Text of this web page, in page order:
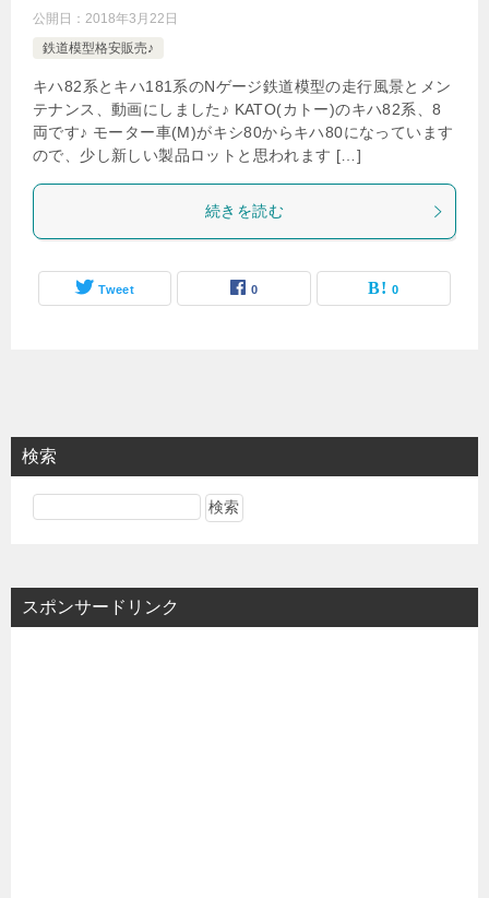
公開日： 2018年3月22日
鉄道模型格安販売♪
キハ82系とキハ181系のNゲージ鉄道模型の走行風景とメン
テナンス、動画にしました♪ KATO(カトー)のキハ82系、8
両です♪ モーター車(M)がキシ80からキハ80になっています
ので、少し新しい製品ロットと思われます […]
続きを読む
Tweet 0 0
検索
スポンサードリンク